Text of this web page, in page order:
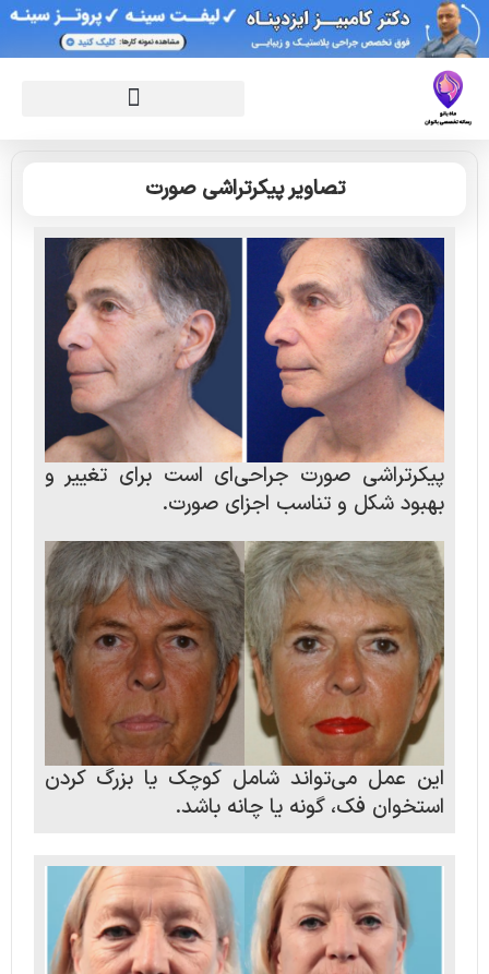
تصاویر پیکرتراشی صورت
پیکرتراشی صورت جراحی‌ای است برای تغییر و
بهبود شکل و تناسب اجزای صورت.
این عمل می‌تواند شامل کوچک یا بزرگ کردن
استخوان فک، گونه یا چانه باشد.